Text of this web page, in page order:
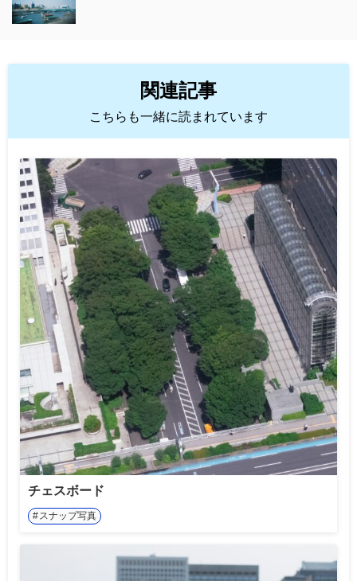
関連記事
こちらも一緒に読まれています
チェスボード
スナップ写真